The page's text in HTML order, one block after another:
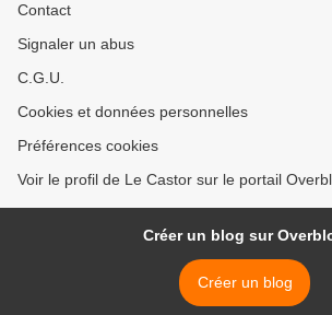
Contact
Signaler un abus
C.G.U.
Cookies et données personnelles
Préférences cookies
Voir le profil de Le Castor sur le portail
Créer un blog sur
Créer un blog